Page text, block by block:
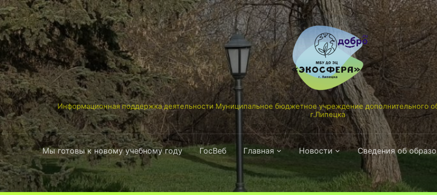
Информационная поддержка деятельности Муниципальное бюджетное учреждение дополнительного
г.Липецка
Мы готовы к новому учебному году ГосВеб Главная Новости Сведения об